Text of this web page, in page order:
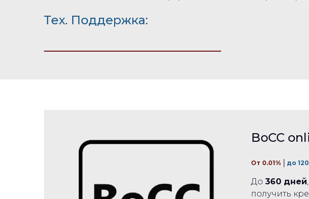
Тех. Поддержка:
BoCC
От 0.01% до
До 360 дней
получить